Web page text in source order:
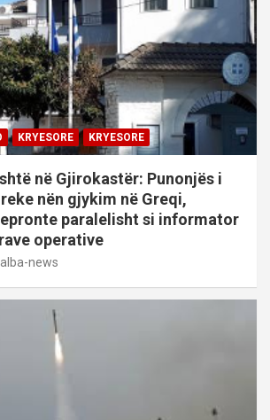
KRYESORE KRYESORE
në Gjirokastër: Punonjës i
nën gjykim në Greqi,
paralelisht si informator
operative
alba-news